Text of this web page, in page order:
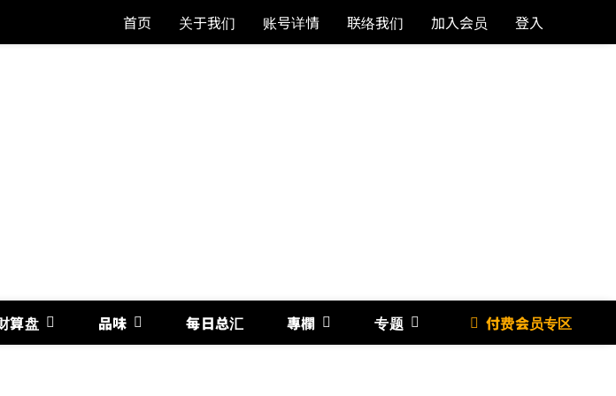
首页 关于我们 账号详情 联络我们 加入会员 登入
算盘 品味 每日总汇 專欄 专题 付费会员专区